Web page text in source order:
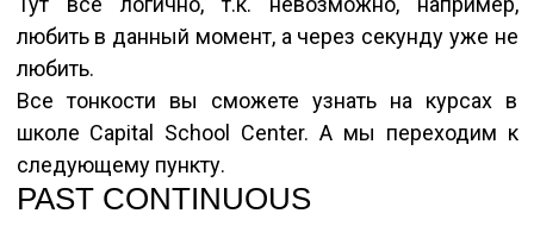
любить в данный момент, а через секунду уже не
любить.
Все тонкости вы сможете узнать на курсах в
школе Capital School Center. А мы переходим к
следующему пункту.
PAST CONTINUOUS